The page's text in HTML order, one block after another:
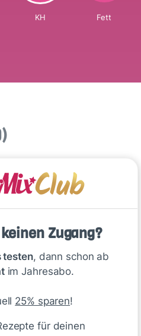
Zugang?
testen, dann schon ab
im Jahresabo.
25% sparen!
für deinen
KH Fett
1500 Speichern